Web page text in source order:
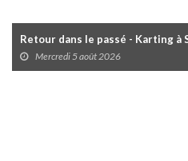
Retour dans le passé - Karting à
Mercredi 5 août 2026